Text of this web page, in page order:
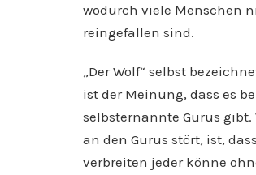
wodurch viele Menschen
reingefallen sind.
„Der Wolf“ selbst
ist der Meinung, dass es
selbsternannte Gurus
an den Gurus stört, ist,
verbreiten jeder könne